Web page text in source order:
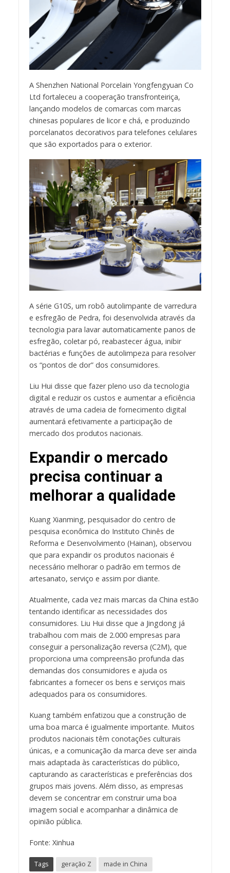
A Shenzhen National Porcelain Yongfengyuan Co
Ltd fortaleceu a cooperação transfronteiriça,
lançando modelos de comarcas com marcas
chinesas populares de licor e chá, e produzindo
porcelanatos decorativos para telefones celulares
que são exportados para o exterior.
A série G10S, um robô autolimpante de varredura
e esfregão de Pedra, foi desenvolvida através da
tecnologia para lavar automaticamente panos de
esfregão, coletar pó, reabastecer água, inibir
bactérias e funções de autolimpeza para resolver
os “pontos de dor” dos consumidores.
Liu Hui disse que fazer pleno uso da tecnologia
digital e reduzir os custos e aumentar a eficiência
através de uma cadeia de fornecimento digital
aumentará efetivamente a participação de
mercado dos produtos nacionais.
Expandir o mercado
precisa continuar a
melhorar a qualidade
Kuang Xianming, pesquisador do centro de
pesquisa econômica do Instituto Chinês de
Reforma e Desenvolvimento (Hainan), observou
que para expandir os produtos nacionais é
necessário melhorar o padrão em termos de
artesanato, serviço e assim por diante.
Atualmente, cada vez mais marcas da China estão
tentando identificar as necessidades dos
consumidores. Liu Hui disse que a Jingdong já
trabalhou com mais de 2.000 empresas para
conseguir a personalização reversa (C2M), que
proporciona uma compreensão profunda das
demandas dos consumidores e ajuda os
fabricantes a fornecer os bens e serviços mais
adequados para os consumidores.
Kuang também enfatizou que a construção de
uma boa marca é igualmente importante. Muitos
produtos nacionais têm conotações culturais
únicas, e a comunicação da marca deve ser ainda
mais adaptada às características do público,
capturando as características e preferências dos
grupos mais jovens. Além disso, as empresas
devem se concentrar em construir uma boa
imagem social e acompanhar a dinâmica de
opinião pública.
Fonte: Xinhua
Tags geração Z
made in China